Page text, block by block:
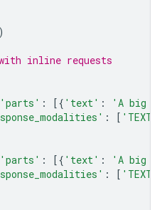
inline requests
'parts' : [{ 'text' :
'A big
: [ 'TEXT'
'parts' : [{ 'text' :
'A big
: [ 'TEXT'